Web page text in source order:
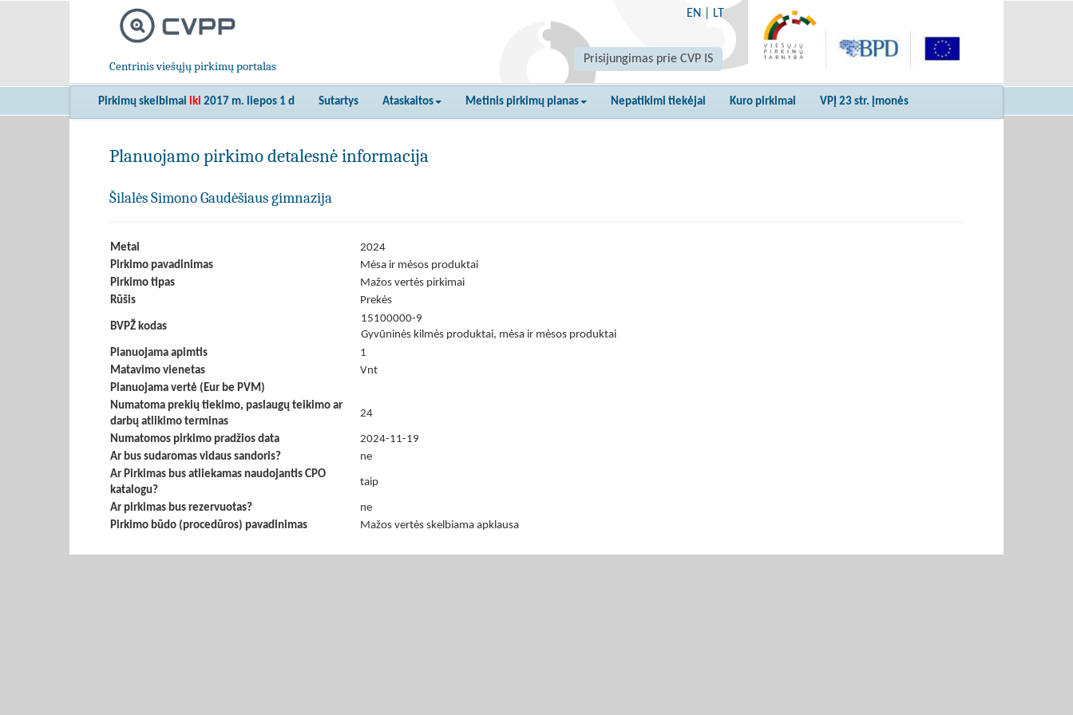
Centrinis viešųjų pirkimų portalas
EN LT
Prisijungimas prie CVP IS
Pirkimų skelbimai iki 2017 m. liepos 1 d Sutartys Ataskaitos Metinis pirkimų planas Nepatikimi tiekėjai Kuro pirkimai VPĮ 23 str. įmonės
Planuojamo pirkimo detalesnė informacija
Šilalės Simono Gaudėšiaus gimnazija
Metai
2024
Pirkimo pavadinimas
Mėsa ir mėsos produktai
Pirkimo tipas
Mažos vertės pirkimai
Rūšis
Prekės
BVPŽ kodas
15100000-9
Gyvūninės kilmės produktai, mėsa ir mėsos produktai
Planuojama apimtis
1
Matavimo vienetas
Vnt
Planuojama vertė (Eur be PVM)
Numatoma prekių tiekimo, paslaugų teikimo ar
darbų atlikimo terminas
24
Numatomos pirkimo pradžios data
2024-11-19
Ar bus sudaromas vidaus sandoris?
ne
Ar Pirkimas bus atliekamas naudojantis CPO
katalogu?
taip
Ar pirkimas bus rezervuotas?
ne
Pirkimo būdo (procedūros) pavadinimas
Mažos vertės skelbiama apklausa